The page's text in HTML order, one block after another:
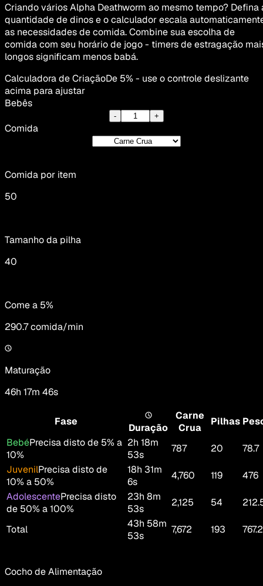
Criando vários Alpha Deathworm ao mesmo tempo? Defina
quantidade de dinos e o calculador escala
as necessidades de comida. Combine sua escolha de
comida com seu horário de jogo - timers de estragação
longos significam menos babá.
Calculadora de CriaçãoDe 5% - use o controle deslizante
acima para ajustar
Bebês
- +
Comida
Comida por item
50
Tamanho da pilha
40
Come a 5%
290.7comida/min
Maturação
46h 17m 46s
Fase
Duração
Carne
Crua
Pilhas
BebéPrecisa disto de 5% a
10%
2h 18m
53s
787 20
78.7
JuvenilPrecisa disto de
10% a 50%
18h 31m
6s
4,760 119
476
AdolescentePrecisa disto
de 50% a 100%
23h 8m
53s
2,125 54
Total
43h 58m
53s
7,672 193 767.2
Cocho de Alimentação